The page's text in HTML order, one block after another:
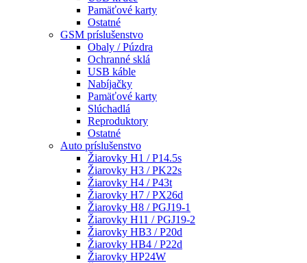
Pamäťové karty
Ostatné
GSM príslušenstvo
Obaly / Púzdra
Ochranné sklá
USB káble
Nabíjačky
Pamäťové karty
Slúchadlá
Reproduktory
Ostatné
Auto príslušenstvo
Žiarovky H1 / P14.5s
Žiarovky H3 / PK22s
Žiarovky H4 / P43t
Žiarovky H7 / PX26d
Žiarovky H8 / PGJ19-1
Žiarovky H11 / PGJ19-2
Žiarovky HB3 / P20d
Žiarovky HB4 / P22d
Žiarovky HP24W